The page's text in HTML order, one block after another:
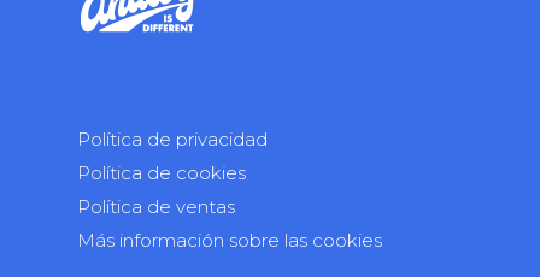
Política de privacidad
Política de cookies
Política de ventas
Más información sobre las cookies